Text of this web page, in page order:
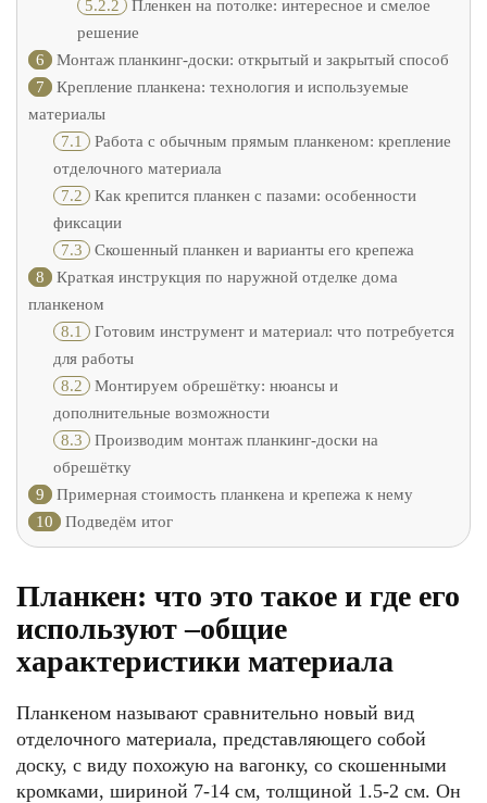
5.2.2
Пленкен на потолке: интересное и смелое
решение
6
Монтаж планкинг-доски: открытый и закрытый способ
7
Крепление планкена: технология и используемые
материалы
7.1 Работа с обычным прямым планкеном: крепление
отделочного материала
7.2 Как крепится планкен с пазами: особенности
фиксации
7.3 Скошенный планкен и варианты его крепежа
8
Краткая инструкция по наружной отделке дома
планкеном
8.1 Готовим инструмент и материал: что потребуется
для работы
8.2 Монтируем обрешётку: нюансы и
дополнительные возможности
8.3 Производим монтаж планкинг-доски на
обрешётку
9
Примерная стоимость планкена и крепежа к нему
10
Подведём итог
Планкен: что это такое и где его
используют –общие
характеристики материала
Планкеном называют сравнительно новый вид
отделочного материала, представляющего собой
доску, с виду похожую на вагонку, со скошенными
кромками, шириной 7-14 см, толщиной 1.5-2 см. Он